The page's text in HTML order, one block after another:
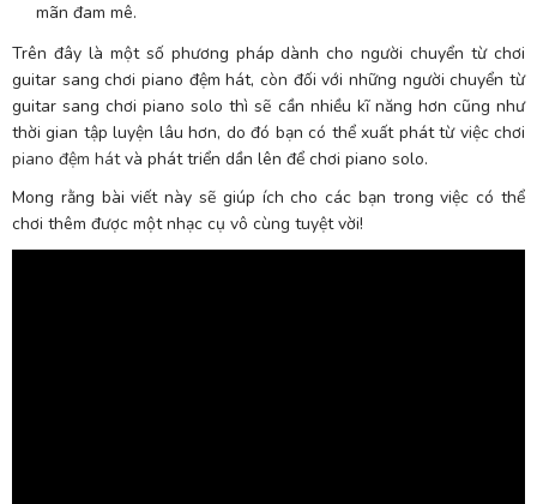
mãn đam mê.
Trên đây là một số phương pháp dành cho người chuyển từ chơi
guitar sang chơi piano đệm hát, còn đối với những người chuyển từ
guitar sang chơi piano solo thì sẽ cần nhiều kĩ năng hơn cũng như
thời gian tập luyện lâu hơn, do đó bạn có thể xuất phát từ việc chơi
piano đệm hátvà phát triển dần lên để chơi piano solo.
Mong rằng bài viết này sẽ giúp ích cho các bạn trong việc có thể
chơi thêm được một nhạc cụ vô cùng tuyệt vời!